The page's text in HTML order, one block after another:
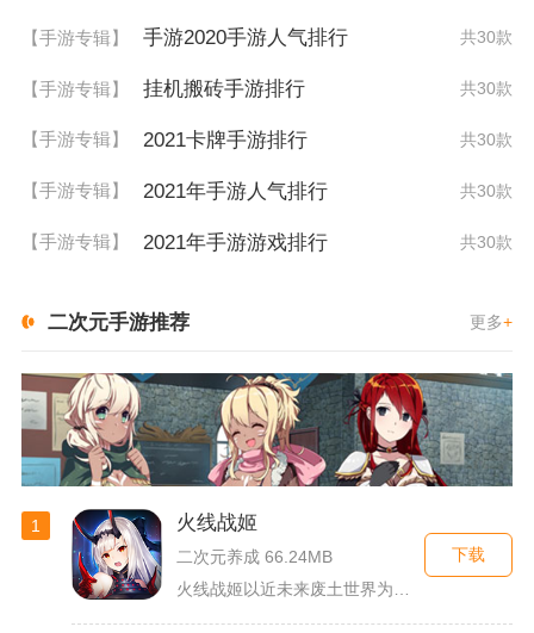
【手游专辑】 手游2020手游人气排行 共30款
【手游专辑】 挂机搬砖手游排行 共30款
【手游专辑】 2021卡牌手游排行 共30款
【手游专辑】 2021年手游人气排行 共30款
【手游专辑】 2021年手游游戏排行 共30款
二次元手游推荐 更多+
1 火线战姬
二次元养成 66.24MB
下载